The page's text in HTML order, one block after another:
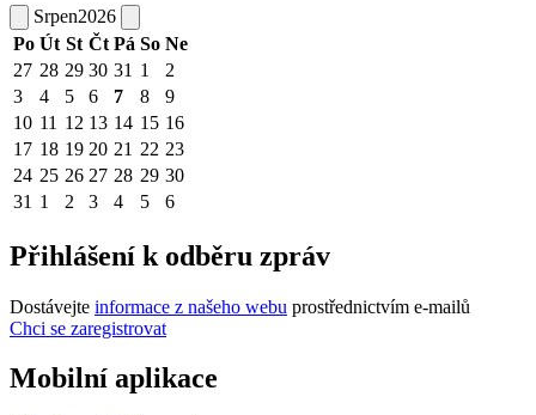
Srpen2026
Po Út St Čt Pá So Ne
27 28 29 30 31 1
2
3
4 5 6 7 8
9
10 11 12 13 14 15 16
17 18 19 20 21 22 23
24 25 26 27 28 29 30
31 1 2 3 4 5 6
Přihlášení k odběru zpráv
Dostávejte informace z našeho webu prostřednictvím e-mailů
Chci se zaregistrovat
Mobilní aplikace